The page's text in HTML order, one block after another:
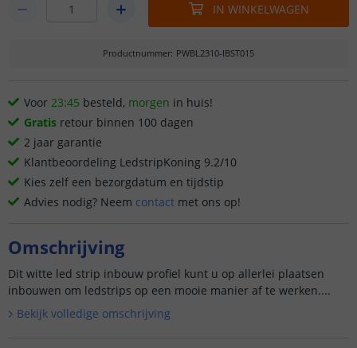
IN WINKELWAGEN
Productnummer: PWBL2310-IBST015
Voor 23:45 besteld, morgen in huis!
Gratis retour binnen 100 dagen
2 jaar garantie
Klantbeoordeling LedstripKoning 9.2/10
Kies zelf een bezorgdatum en tijdstip
Advies nodig? Neem contact met ons op!
Omschrijving
Dit witte led strip inbouw profiel kunt u op allerlei plaatsen
inbouwen om ledstrips op een mooie manier af te werken....
Bekijk volledige omschrijving